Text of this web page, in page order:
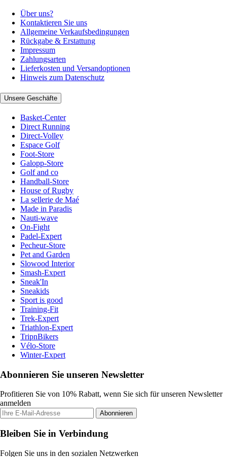
Über uns?
Kontaktieren Sie uns
Allgemeine Verkaufsbedingungen
Rückgabe & Erstattung
Impressum
Zahlungsarten
Lieferkosten und Versandoptionen
Hinweis zum Datenschutz
Unsere Geschäfte
Basket-Center
Direct Running
Direct-Volley
Espace Golf
Foot-Store
Galopp-Store
Golf and co
Handball-Store
House of Rugby
La sellerie de Maé
Made in Paradis
Nauti-wave
On-Fight
Padel-Expert
Pecheur-Store
Pet and Garden
Slowood Interior
Smash-Expert
Sneak'In
Sneakids
Sport is good
Training-Fit
Trek-Expert
Triathlon-Expert
TripnBikers
Vélo-Store
Winter-Expert
Abonnieren Sie unseren Newsletter
Profitieren Sie von 10% Rabatt, wenn Sie sich für unseren Newsletter
anmelden
Abonnieren
Bleiben Sie in Verbindung
Folgen Sie uns in den sozialen Netzwerken